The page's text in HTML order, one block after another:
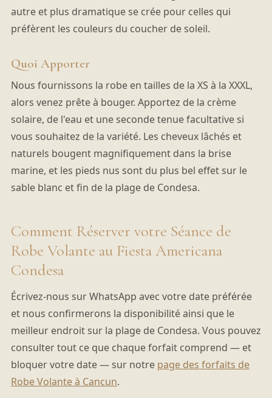
autre et plus dramatique se crée pour celles qui
préfèrent les couleurs du coucher de soleil.
Quoi Apporter
Nous fournissons la robe en tailles de la XS à la XXXL,
alors venez prête à bouger. Apportez de la crème
solaire, de l'eau et une seconde tenue facultative si
vous souhaitez de la variété. Les cheveux lâchés et
naturels bougent magnifiquement dans la brise
marine, et les pieds nus sont du plus bel effet sur le
sable blanc et fin de la plage de Condesa.
Comment Réserver votre Séance de
Robe Volante au Fiesta Americana
Condesa
Écrivez-nous sur WhatsApp avec votre date préférée
et nous confirmerons la disponibilité ainsi que le
meilleur endroit sur la plage de Condesa. Vous pouvez
consulter tout ce que chaque forfait comprend — et
bloquer votre date — sur notre page des forfaits de
Robe Volante à Cancun.